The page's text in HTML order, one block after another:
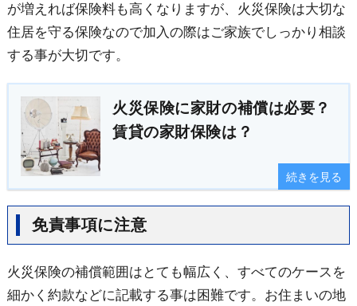
が増えれば保険料も高くなりますが、火災保険は大切な
住居を守る保険なので加入の際はご家族でしっかり相談
する事が大切です。
火災保険に家財の補償は必要？
賃貸の家財保険は？
続きを見る
免責事項に注意
火災保険の補償範囲はとても幅広く、すべてのケースを
細かく約款などに記載する事は困難です。お住まいの地